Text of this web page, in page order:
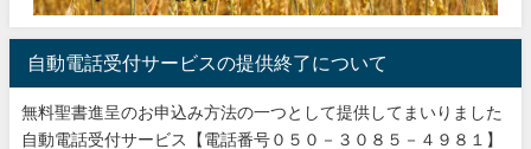
自動電話受付サービスの提供終了について
無料聖書進呈のお申込み方法の一つとして提供してまいりました
自動電話受付サービス【電話番号０５０－３０８５－４９８１】